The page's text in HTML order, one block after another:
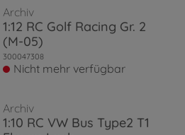
Archiv
1:12 RC Golf Racing Gr. 2
(M-05)
300047308
Nicht mehr verfügbar
Archiv
1:10 RC VW Bus Type2 T1